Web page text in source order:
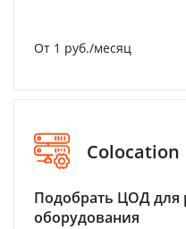
От 1 руб./месяц
Colocation
Подобрать ЦОД
оборудования